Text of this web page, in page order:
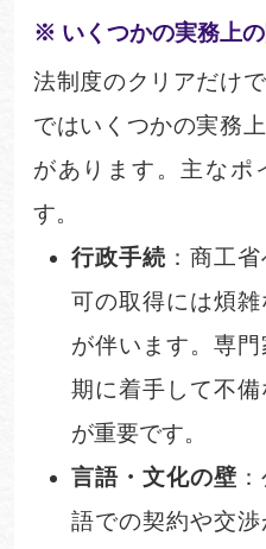
※ いくつかの実務上
法制度のクリアだけ
ではいくつかの実務
があります。主なポ
す。
行政手続 ：商工
可の取得には煩
が伴います。専
期に着手して不
が重要です。
言語・文化の壁
語での契約や交